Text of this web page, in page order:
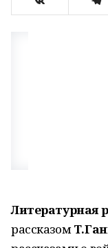
Литературная
рассказом